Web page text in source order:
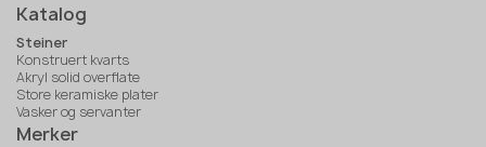
Katalog
Steiner
Konstruert kvarts
Akryl solid overflate
Store keramiske plater
Vasker og servanter
Merker